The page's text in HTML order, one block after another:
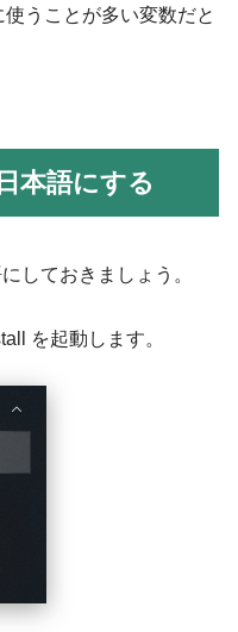
うことが多い変数だと
本語にする
しておきましょう。
を起動します。